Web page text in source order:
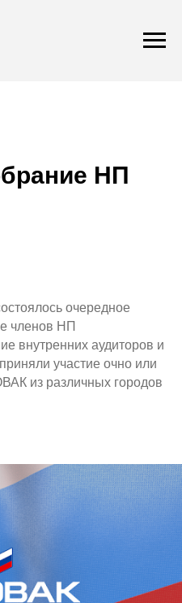
НП
очередное
членов НП
внутренних аудиторов и
участие очно или
из различных городов